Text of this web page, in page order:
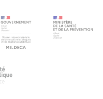
réussie d’un programme
la santé mentale
permettra
sur la santé mentale
un protocole
des
de santé mentale
de promotion dans la